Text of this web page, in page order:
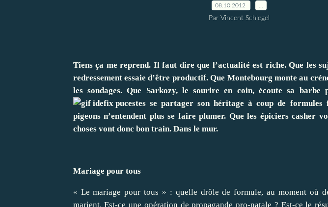
08.10.2012
Par Vincent Schlegel
Tiens ça me reprend. Il faut dire que l’actualité est riche. Que les
redressement essaie d’être productif. Que Montebourg monte au
les sondages. Que Sarkozy, le sourire en coin, écoute sa barbe
tes se partager son héritage à coup de formules
pigeons n’entendent plus se faire plumer. Que les épiciers casher
choses vont donc bon train. Dans le mur.
Mariage pour tous
« Le mariage pour tous » : quelle drôle de formule, au moment où
marient. Est-ce une opération de propagande pro-natale ? Est-ce le